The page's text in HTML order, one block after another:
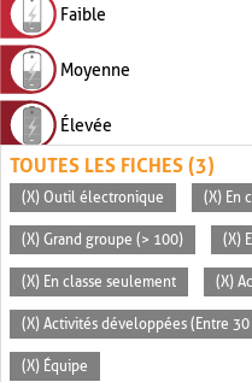
Faible
Moyenne
Élevée
TOUTES LES FICHES (3)
(X) Outil électronique (X) En
(X) Grand groupe (> 100) (X)
(X) En classe seulement (X)
(X) Activités développées (Entre
(X) Équipe